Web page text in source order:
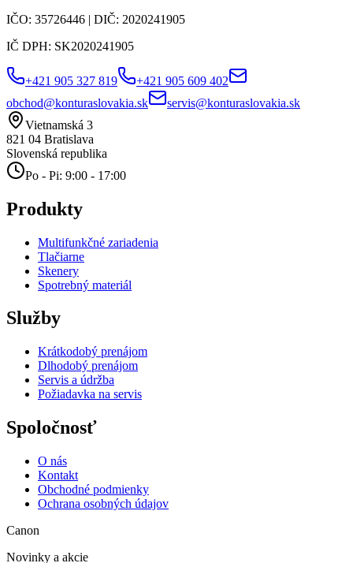
IČO: 35726446 | DIČ: 2020241905
IČ DPH: SK2020241905
+421 905 327 819
+421 905 609 402
obchod@konturaslovakia.sk
servis@konturaslovakia.sk
Vietnamská 3
821 04 Bratislava
Slovenská republika
Po - Pi: 9:00 - 17:00
Produkty
Multifunkčné zariadenia
Tlačiarne
Skenery
Spotrebný materiál
Služby
Krátkodobý prenájom
Dlhodobý prenájom
Servis a údržba
Požiadavka na servis
Spoločnosť
O nás
Kontakt
Obchodné podmienky
Ochrana osobných údajov
Canon
Novinky a akcie